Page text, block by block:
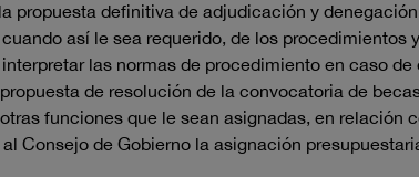
propuesta definitiva de adjudicación y
así le sea requerido, de los
las normas de procedimiento en caso de
de resolución de la convocatoria de
funciones que le sean asignadas, en relación
al Consejo de Gobierno la asignación